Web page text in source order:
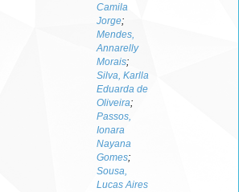
Camila
Jorge;
Mendes,
Annarelly
Morais;
Silva, Karlla
Eduarda de
Oliveira;
Passos,
Ionara
Nayana
Gomes;
Sousa,
Lucas Aires